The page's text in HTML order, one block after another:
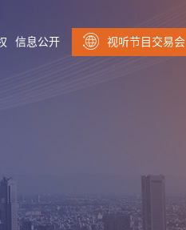
信息公开 视听节目交易会